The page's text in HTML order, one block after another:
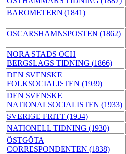
BAROMETERN (1841)
OSCARSHAMNSPOSTEN (1862)
NORA STADS OCH
BERGSLAGS TIDNING (1866)
DEN SVENSKE
FOLKSOCIALISTEN (1939)
DEN SVENSKE
NATIONALSOCIALISTEN (1933)
SVERIGE FRITT (1934)
NATIONELL TIDNING (1930)
ÖSTGÖTA
CORRESPONDENTEN (1838)